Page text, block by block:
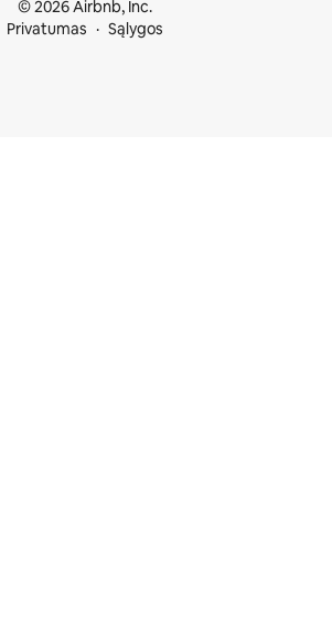
© 2026 Airbnb, Inc.
Privatumas
Sąlygos